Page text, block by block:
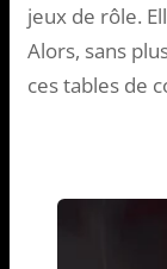
jeux de rôle.
Alors, sans
ces tables de